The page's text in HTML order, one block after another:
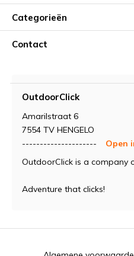
Categorieën
Contact
OutdoorClick
Amarilstraat 6
7554 TV HENGELO
---------------------
Open
OutdoorClick is a company
Adventure that clicks!